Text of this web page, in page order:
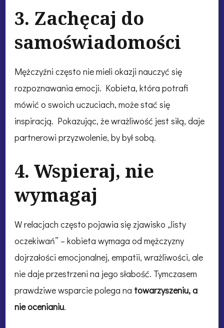
3. Zachęcaj do
samoświadomości
Mężczyźni często nie mieli okazji nauczyć się
rozpoznawania emocji. Kobieta, która potrafi
mówić o swoich uczuciach, może stać się
inspiracją. Pokazując, że wrażliwość jest siłą, daje
partnerowi przyzwolenie, by był sobą.
4. Wspieraj, nie
wymagaj
W relacjach często pojawia się zjawisko „listy
oczekiwań” – kobieta wymaga od mężczyzny
dojrzałości emocjonalnej, empatii, wrażliwości, ale
nie daje przestrzeni na jego słabość. Tymczasem
prawdziwe wsparcie polega na towarzyszeniu, a
nie ocenianiu.